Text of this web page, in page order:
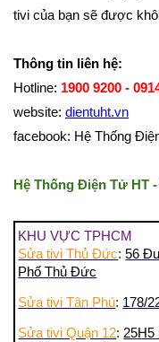
tivi của bạn sẽ được
Thông tin liên hệ:
Hotline: 1900 9200 -
website: dientuht.vn
facebook: Hệ Thống
Hệ Thống Điện Tử HT
KHU VỰC TPHCM
Sửa tivi Thủ Đức:56
Phố Thủ Đức
Sửa tivi Tân Phú: 178/
Sửa tivi Quận 12:25H5